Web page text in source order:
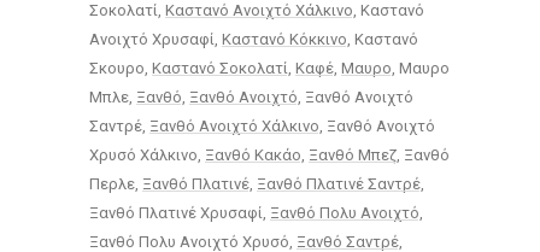
Σοκολατί Καστανό Ανοιχτό Χάλκινο Καστανό
Ανοιχτό Χρυσαφί Καστανό Κόκκινο Καστανό
Σκουρο Καστανό Σοκολατί Καφέ Μαυρο Μαυρο
Μπλε Ξανθό Ξανθό Ανοιχτό Ξανθό Ανοιχτό
Σαντρέ Ξανθό Ανοιχτό Χάλκινο Ξανθό Ανοιχτό
Χρυσό Χάλκινο Ξανθό Κακάο Ξανθό Μπεζ Ξανθό
Περλε Ξανθό Πλατινέ Ξανθό Πλατινέ Σαντρέ
Ξανθό Πλατινέ Χρυσαφί Ξανθό Πολυ Ανοιχτό
Ξανθό Πολυ Ανοιχτό Χρυσό Ξανθό Σαντρέ